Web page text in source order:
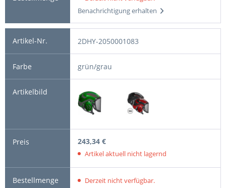
Benachrichtigung erhalten
2DHY-2050001083
grün/grau
243,34 €
Artikel aktuell nicht lagernd
Derzeit nicht verfügbar.